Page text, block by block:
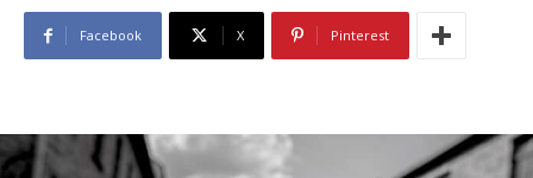
Facebook X Pinterest